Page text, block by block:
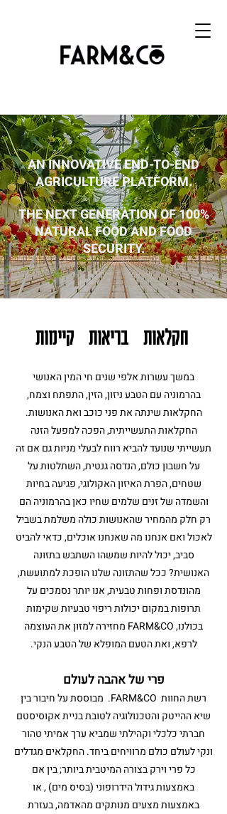
AN INNOVATIVE END-TO-END
AGRICULTURE PLATFORM.
THE NEXT GENERATION OF 100%
NATURAL FOOD AND FOOD
SECURITY.
חקלאות בריאות קיימות
במשך עשרות אלפי שנים חי המין האנושי
בהרמוניה עם הטבע ניזון, הזין, התפתח וצמח,
החקלאות שינתה את פני כוכב ואת האנושות.
החקלאות התעשייתית, הפכה למפעל הזנה
תעשייתי שנועד להביא רווח לבעלי מניות גם אם זה
על חשבון כולם, הנדסה גנטית, השתלטות על
שטחים, הפרת האיזון האקולוגי, פגיעה בחיות
והשמדה של זנים שלמים שחיו כאן בהרמוניה הם
רק חלק מהמחיר שהאנושות כולה משלמת בשביל
לאכול ואם אנחנו מה שאנחנו אוכלים, כדאי להביט
סביב, יכול להיות שמשהו השתבש בתזונה
האנושית? ככל שהתזונה שלנו הופכת למתועשת,
מהונדסת ופחות טבעית, אנו יותר נסמכים על
תרופות במקום יכולות ריפוי טבעיות שקימות
בכולנו,FARM&CO מחזירה למזון את העוצמה
לרפא, ואת הטעם המופלא של הטבע הנקי.
פרי של אהבה לעולם
רשת החוות FARM&CO. מבוססת על חיבור בין
שיא ההייטק והטכנולוגיה לטובת בניית אקוסיסטם
חברתי כלכלי וקהילתי שמביא ערך אמיתי טהור
ונקי לעולם כולם מרוויחים ביחד. החקלאים מגדלים
כל פרי וירק בצורה המיטבית ביותר; בין אם
באמצעות גידול הידרופוני (בסיס מים) , או
באמצעות מצעים מנותקים מהאדמה, בעזרת